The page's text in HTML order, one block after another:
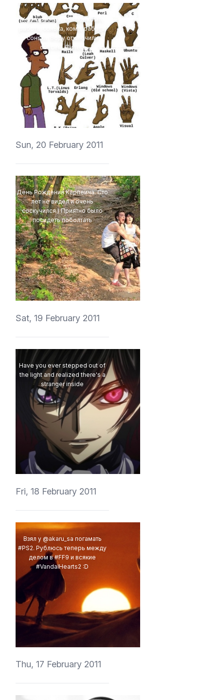
Комп, работа, сонька, комп,
работа, сонька, комп, работа,
сонька. Воду отключили
совсем. Пипец.
vedmich
Sun, 20 February 2011
День Рождения Карпеича. Сто
лет не видел и очень
соскучился ) Приятно было
посидеть поболтать
vedmich
Sat, 19 February 2011
Have you ever stepped out of
the light and realized there's a
stranger inside
vedmich
Fri, 18 February 2011
Взял у @akaru_sa погамать
#PS2. Рублюсь теперь между
делом в #FF9 и всякие
#VandalHearts2 :D
vedmich
Thu, 17 February 2011